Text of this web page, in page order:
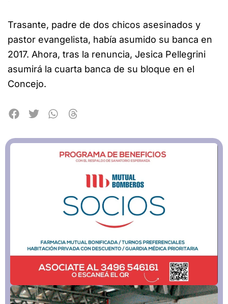
Trasante, padre de dos chicos asesinados y
pastor evangelista, había asumido su banca en
2017. Ahora, tras la renuncia, Jesica Pellegrini
asumirá la cuarta banca de su bloque en el
Concejo.